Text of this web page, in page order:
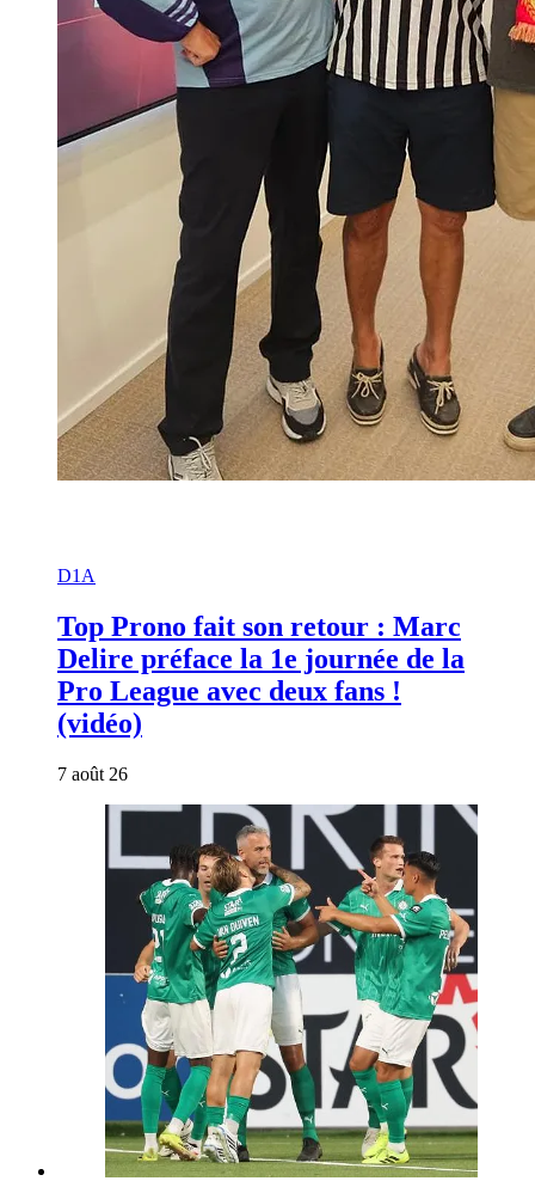
D1A
Top Prono fait son retour : Marc
Delire préface la 1e journée de la
Pro League avec deux fans !
(vidéo)
7 août 26